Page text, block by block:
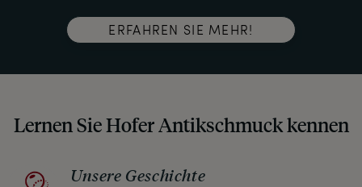
ERFAHREN SIE MEHR!
Lernen Sie Hofer Antikschmuck kennen
Unsere Geschichte